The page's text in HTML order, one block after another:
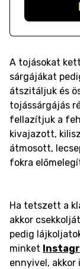
A tojásokat
sárgájákat
átszitáljuk és
tojássárgájás
fellazítjuk a
kivajazott,
átmosott,
fokra
Ha tetszett a
akkor
pedig
minket
ennyivel,